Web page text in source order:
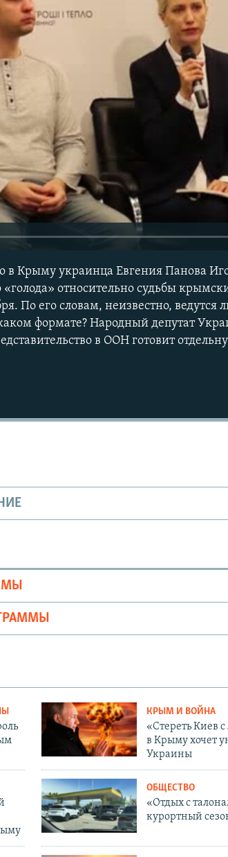
No media
в Крыму украинца Евгения Панова
относительно судьбы
По его словам, неизвестно,
каком формате? Народный депутат
в ООН готовит
КРЫМ И ВОЙНА
«Стереть Киев
в Крыму хочет
Украины
ОБЩЕСТВО
«Отдых с
курортный